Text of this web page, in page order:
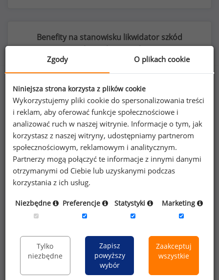
Benefity na stanowisku likwidator szkód
majątkowych (specjalista)
72%
prywatna opieka medyczna dla pracownika
Poszukujesz szczegółowych danych o
wynagrodzeniachlikwidatorów szkód
majątkowych
lub na innych stanowiskach?
Dowiedz się więcej
Zgody O plikach cookie
Niniejsza strona korzysta z plików cookie
Wykorzystujemy pliki cookie do spersonalizowania treści
i reklam, aby oferować funkcje społecznościowe i
analizować ruch w naszej witrynie. Informacje o tym, jak
korzystasz z naszej witryny, udostępniamy partnerom
społecznościowym, reklamowym i analitycznym.
Partnerzy mogą połączyć te informacje z innymi danymi
otrzymanymi od Ciebie lub uzyskanymi podczas
korzystania z ich usług.
Niezbędne Preferencje Statystyki Marketing
Tylko
niezbędne
Zapisz
powyższy
wybór
Zaakceptuj
wszystkie